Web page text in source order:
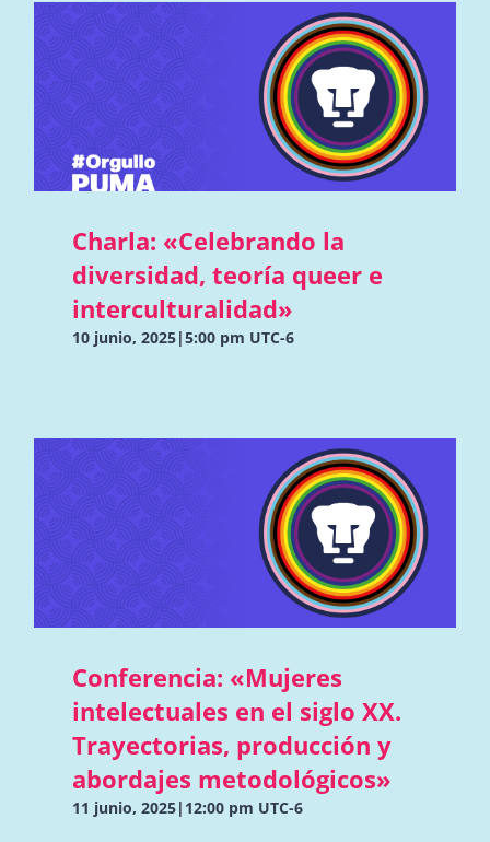
Charla: «Celebrando la
diversidad, teoría queer e
interculturalidad»
10 junio, 2025|5:00 pm UTC-6
Conferencia: «Mujeres
intelectuales en el siglo XX.
Trayectorias, producción y
abordajes metodológicos»
11 junio, 2025|12:00 pm UTC-6